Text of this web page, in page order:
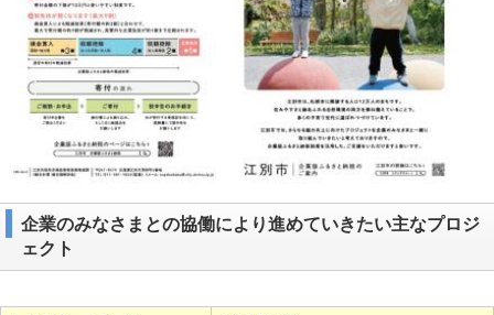
企業のみなさまとの協働により進めていきたい主なプロジ
ェクト